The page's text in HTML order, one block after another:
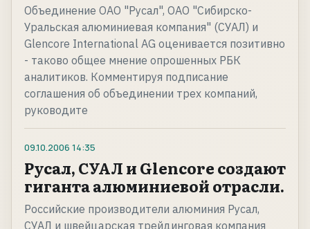
Объединение ОАО "Русал", ОАО "Сибирско-
Уральская алюминиевая компания" (СУАЛ) и
Glencore International AG оценивается позитивно
- таково общее мнение опрошенных РБК
аналитиков. Комментируя подписание
соглашения об объединении трех компаний,
руководите
09.10.2006 14:35
Русал, СУАЛ и Glencore создают
гиганта алюминиевой отрасли.
Российские производители алюминия Русал,
СУАЛ и швейцарская трейдинговая компания